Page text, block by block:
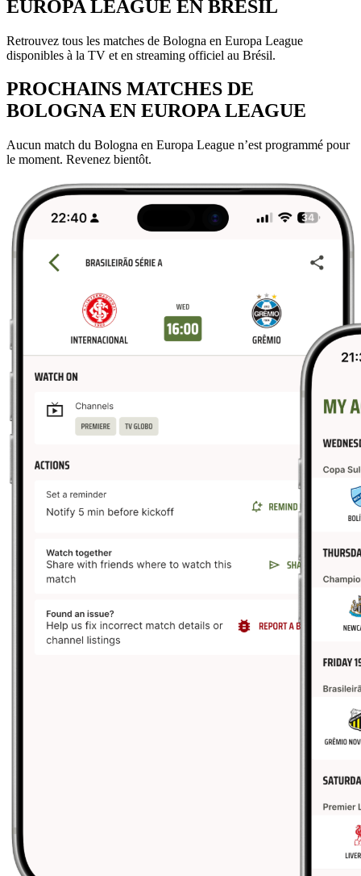
EUROPA LEAGUE EN BRÉSIL
Retrouvez tous les matches de Bologna en Europa League
disponibles à la TV et en streaming officiel au Brésil.
PROCHAINS MATCHES DE
BOLOGNA EN EUROPA LEAGUE
Aucun match du Bologna en Europa League n’est programmé pour
le moment. Revenez bientôt.